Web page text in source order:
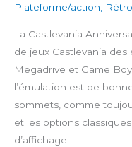
Plateforme/action
La Castlevania
de jeux Castlevania des
Megadrive et Game
l’émulation est de
sommets, comme
et les options
d’affichage